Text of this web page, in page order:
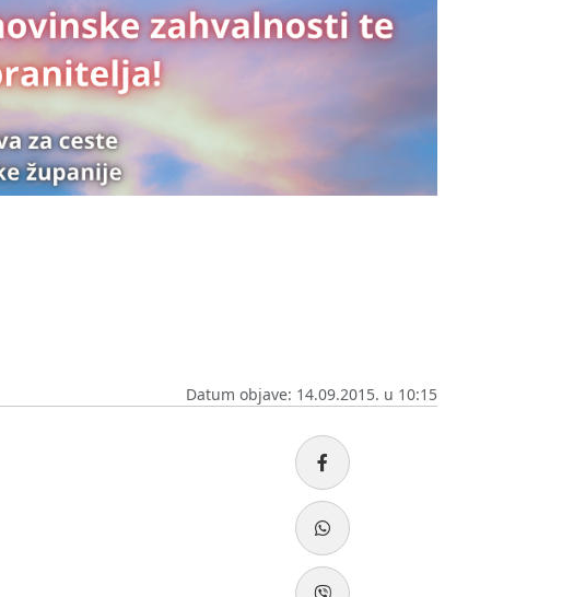
Datum objave: 14.09.2015. u 10:15